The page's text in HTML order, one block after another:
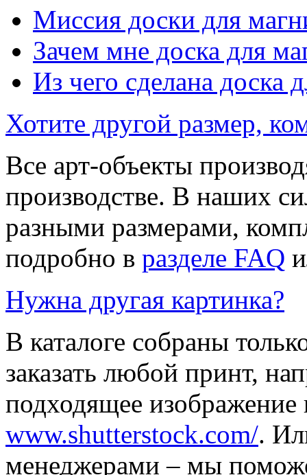
Миссия доски для
Зачем мне доска для
Из чего сделана доска
Хотите другой размер,
Все арт-объекты
производстве. В наших
разными размерами,
подробно в разделе FAQ
Нужна другая картинка?
В каталоге собраны
заказать любой принт,
подходящее изображение
www.shutterstock.com/.
менеджерами – мы